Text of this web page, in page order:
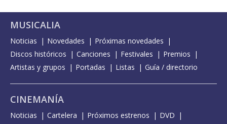
MUSICALIA
Noticias Novedades
Próximas novedades
Discos históricos
Canciones Festivales
Premios
Artistas y grupos
Portadas Listas Guía / directorio
CINEMANÍA
Noticias Cartelera Próximos estrenos
DVD